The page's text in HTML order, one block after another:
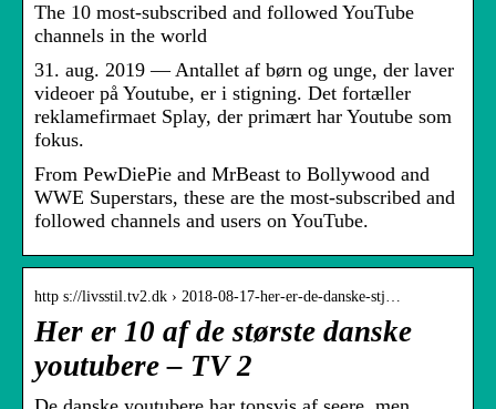
The 10 most-subscribed and followed YouTube
channels in the world
31. aug. 2019 — Antallet af børn og unge, der laver
videoer på Youtube, er i stigning. Det fortæller
reklamefirmaet Splay, der primært har Youtube som
fokus.
From PewDiePie and MrBeast to Bollywood and
WWE Superstars, these are the most-subscribed and
followed channels and users on YouTube.
http s://livsstil.tv2.dk › 2018-08-17-her-er-de-danske-stj…
Her er 10 af de største danske
youtubere – TV 2